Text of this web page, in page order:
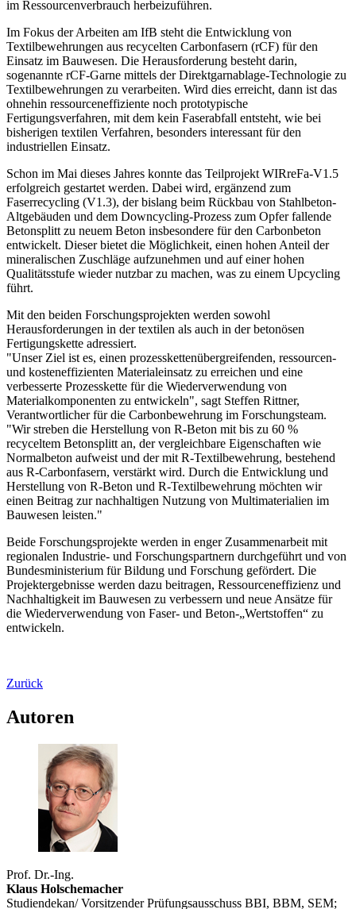
im Ressourcenverbrauch herbeizuführen.
Im Fokus der Arbeiten am IfB steht die Entwicklung von
Textilbewehrungen aus recycelten Carbonfasern (rCF) für den
Einsatz im Bauwesen. Die Herausforderung besteht darin,
sogenannte rCF-Garne mittels der Direktgarnablage-Technologie zu
Textilbewehrungen zu verarbeiten. Wird dies erreicht, dann ist das
ohnehin ressourceneffiziente noch prototypische
Fertigungsverfahren, mit dem kein Faserabfall entsteht, wie bei
bisherigen textilen Verfahren, besonders interessant für den
industriellen Einsatz.
Schon im Mai dieses Jahres konnte das Teilprojekt WIRreFa-V1.5
erfolgreich gestartet werden. Dabei wird, ergänzend zum
Faserrecycling (V1.3), der bislang beim Rückbau von Stahlbeton-
Altgebäuden und dem Downcycling-Prozess zum Opfer fallende
Betonsplitt zu neuem Beton insbesondere für den Carbonbeton
entwickelt. Dieser bietet die Möglichkeit, einen hohen Anteil der
mineralischen Zuschläge aufzunehmen und auf einer hohen
Qualitätsstufe wieder nutzbar zu machen, was zu einem Upcycling
führt.
Mit den beiden Forschungsprojekten werden sowohl
Herausforderungen in der textilen als auch in der betonösen
Fertigungskette adressiert.
"Unser Ziel ist es, einen prozesskettenübergreifenden, ressourcen-
und kosteneffizienten Materialeinsatz zu erreichen und eine
verbesserte Prozesskette für die Wiederverwendung von
Materialkomponenten zu entwickeln", sagt Steffen Rittner,
Verantwortlicher für die Carbonbewehrung im Forschungsteam.
"Wir streben die Herstellung von R-Beton mit bis zu 60 %
recyceltem Betonsplitt an, der vergleichbare Eigenschaften wie
Normalbeton aufweist und der mit R-Textilbewehrung, bestehend
aus R-Carbonfasern, verstärkt wird. Durch die Entwicklung und
Herstellung von R-Beton und R-Textilbewehrung möchten wir
einen Beitrag zur nachhaltigen Nutzung von Multimaterialien im
Bauwesen leisten."
Beide Forschungsprojekte werden in enger Zusammenarbeit mit
regionalen Industrie- und Forschungspartnern durchgeführt und von
Bundesministerium für Bildung und Forschung gefördert. Die
Projektergebnisse werden dazu beitragen, Ressourceneffizienz und
Nachhaltigkeit im Bauwesen zu verbessern und neue Ansätze für
die Wiederverwendung von Faser- und Beton-„Wertstoffen“ zu
entwickeln.
Zurück
Autoren
Prof. Dr.-Ing.
Klaus Holschemacher
Studiendekan/ Vorsitzender Prüfungsausschuss BBI, BBM, SEM;